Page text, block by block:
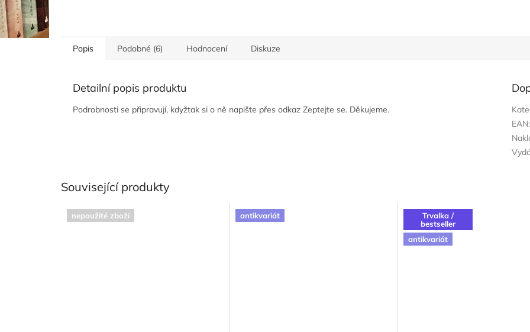
Popis Podobné (6) Hodnocení Diskuze
Detailní popis produktu
Podrobnosti se připravují, kdyžtak si o ně napište přes odkaz Zeptejte se. Děkujeme.
EAN:
Související produkty
nepoužité zboží antikvariát
Trvalka /
bestseller
antikvariát